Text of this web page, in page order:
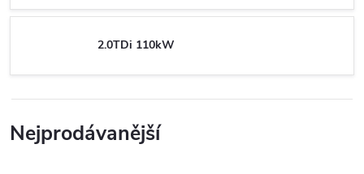
2.0TDi 110kW
Nejprodávanější